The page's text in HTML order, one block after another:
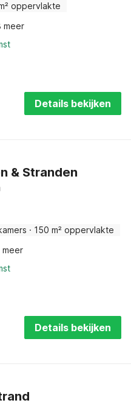
oppervlakte
meer
Details bekijken
& Stranden
· 150 m² oppervlakte
meer
Details bekijken